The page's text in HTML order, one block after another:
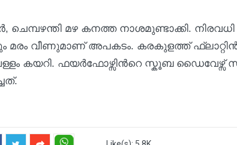
മഴ കനത്ത നാശമുണ്ടാക്കി.
മരം വീണുമാണ് അപകടം. കരകുളത്ത്
കയറി. ഫയർഫോഴ്സിൻറെ സ്കൂബ ഡൈവേഴ്സ്